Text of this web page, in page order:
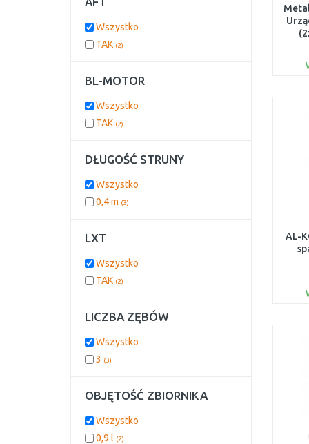
AL-
Wszystko
TAK (2)
BL-MOTOR
Wszystko
TAK (2)
DŁUGOŚĆ STRUNY
Wszystko
0,4 m (3)
LXT
Wszystko
TAK (2)
LICZBA ZĘBÓW
Wszystko
3 (3)
OBJĘTOŚĆ ZBIORNIKA
Wszystko
0,9 l (2)